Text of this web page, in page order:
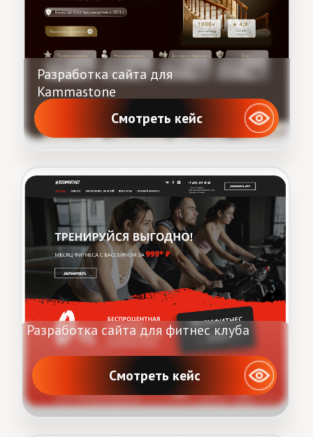
Смотреть кейс
Разработка сайта для юриста
Смотреть кейс
Разработка сайта для Investor's forge